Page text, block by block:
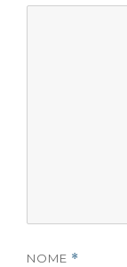
NOME *